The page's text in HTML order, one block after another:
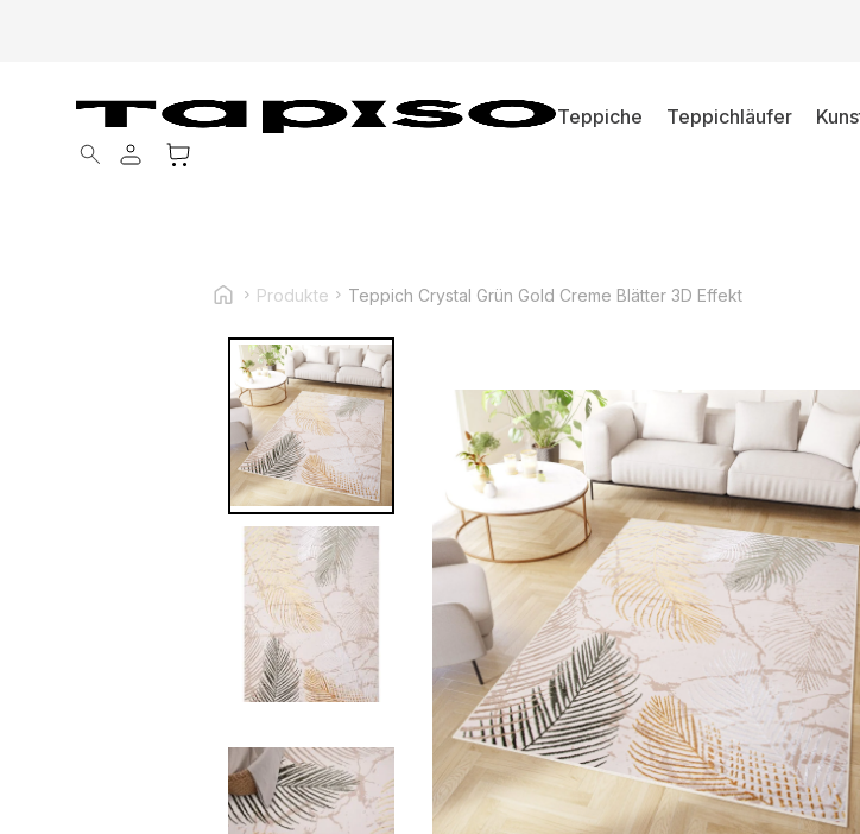
Teppiche Teppichläufer
Products search
Produkte Teppich Crystal Grün Gold Creme Blätter 3D Effekt